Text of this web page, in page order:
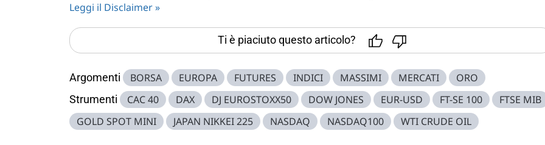
Leggi il Disclaimer »
Ti è piaciuto questo articolo?
Argomenti BORSA EUROPA FUTURES INDICI MASSIMI MERCATI ORO
Strumenti CAC 40 DAX DJ EUROSTOXX50 DOW JONES EUR-USD FT-SE 100
FTSE MIB
GOLD SPOT MINI
JAPAN NIKKEI 225 NASDAQ NASDAQ100 WTI CRUDE OIL